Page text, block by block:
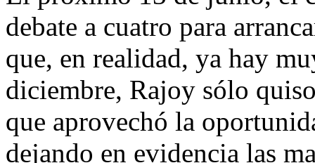
debate a cuatro para
que, en realidad, ya hay
diciembre, Rajoy sólo
que aprovechó la
dejando en evidencia las